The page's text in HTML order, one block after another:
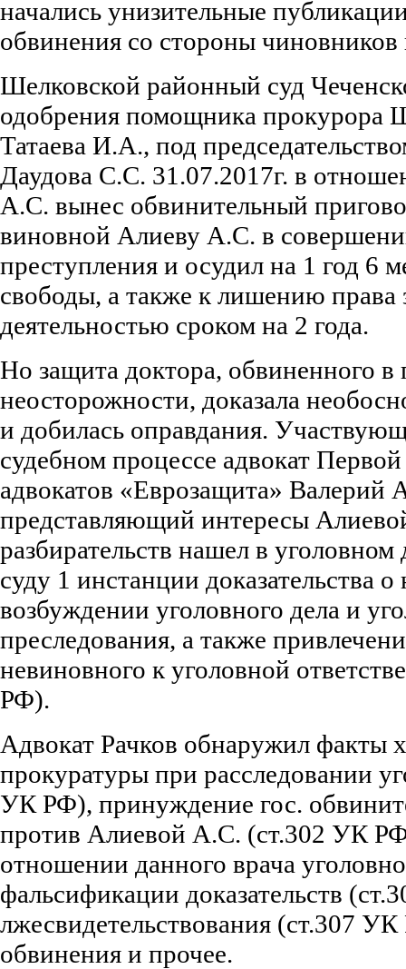
начались унизительные
обвинения со стороны
Шелковской районный суд
одобрения помощника прокурора
Татаева И.А., под
Даудова С.С. 31.07.2017г. в
А.С. вынес обвинительный
виновной Алиеву А.С. в
преступления и осудил на 1 год 6
свободы, а также к лишению права
деятельностью сроком на 2 года.
Но защита доктора, обвиненного
неосторожности, доказала
и добилась оправдания.
судебном процессе адвокат
адвокатов «Еврозащита» Валерий
представляющий интересы
разбирательств нашел в уголовном
суду 1 инстанции доказательства о
возбуждении уголовного дела и
преследования, а также
невиновного к уголовной
РФ).
Адвокат Рачков обнаружил факты
прокуратуры при расследовании
УК РФ), принуждение гос.
против Алиевой А.С. (ст.302 УК
отношении данного врача
фальсификации доказательств
лжесвидетельствования (ст.307
обвинения и прочее.